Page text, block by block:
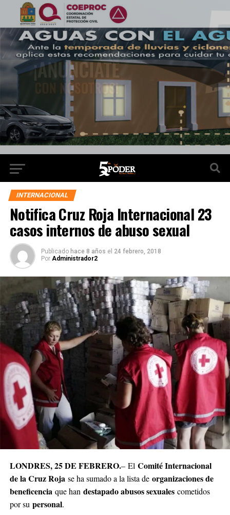
INTERNACIONAL
Notifica Cruz Roja Internacional 23
casos internos de abuso sexual
Publicado hace 8 años el 24 febrero, 2018
Por Administrador2
LONDRES, 25 DE FEBRERO.– El Comité Internacional
de la Cruz Roja se ha sumado a la lista de organizaciones de
beneficencia que han destapado abusos sexuales cometidos
por su personal.